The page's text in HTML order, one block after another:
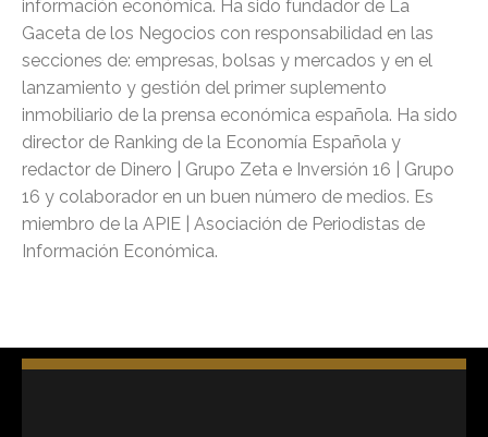
información económica. Ha sido fundador de La
Gaceta de los Negocios con responsabilidad en las
secciones de: empresas, bolsas y mercados y en el
lanzamiento y gestión del primer suplemento
inmobiliario de la prensa económica española. Ha sido
director de Ranking de la Economía Española y
redactor de Dinero | Grupo Zeta e Inversión 16 | Grupo
16 y colaborador en un buen número de medios. Es
miembro de la APIE | Asociación de Periodistas de
Información Económica.